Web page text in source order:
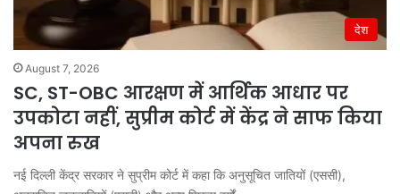
देश
August 7, 2026
SC, ST-OBC आरक्षण में आर्थिक आधार पर
उपकोटा नहीं, सुप्रीम कोर्ट में केंद्र ने साफ किया
अपना रुख
नई दिल्ली केंद्र सरकार ने सुप्रीम कोर्ट में कहा कि अनुसूचित जातियों (एससी),